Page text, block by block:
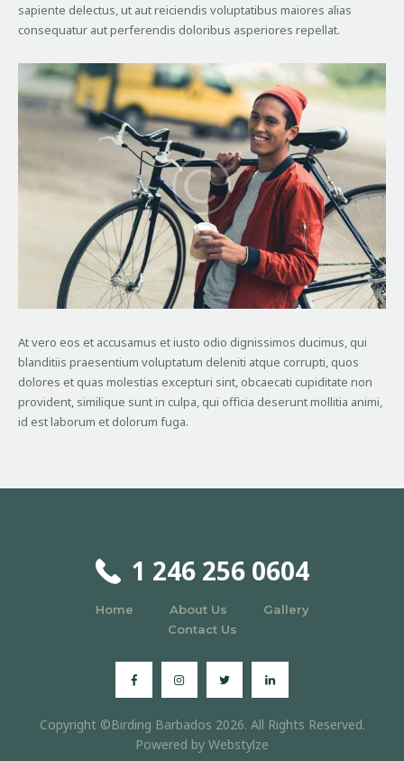
sapiente delectus, ut aut reiciendis voluptatibus maiores alias
consequatur aut perferendis doloribus asperiores repellat.
At vero eos et accusamus et iusto odio dignissimos ducimus, qui
blanditiis praesentium voluptatum deleniti atque corrupti, quos
dolores et quas molestias excepturi sint, obcaecati cupiditate non
provident, similique sunt in culpa, qui officia deserunt mollitia animi,
id est laborum et dolorum fuga.
1 246 256 0604
Home About Us
Gallery
Contact Us
Copyright ©Birding Barbados 2026. All Rights Reserved.
Powered by Webstylze